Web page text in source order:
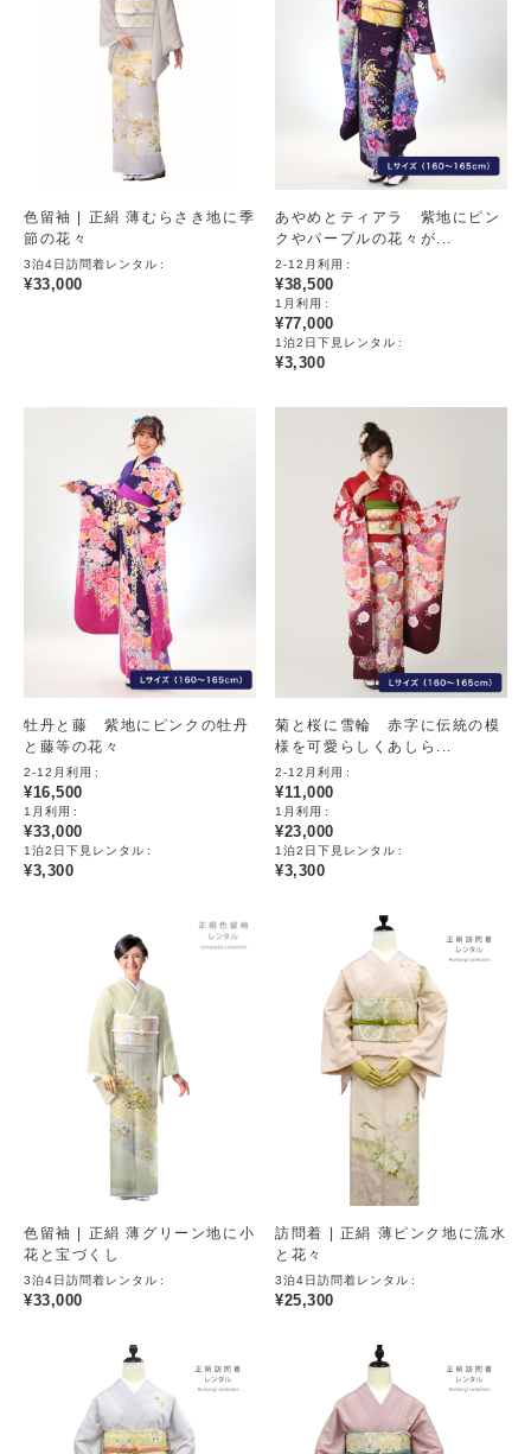
色留袖 | 正絹 薄むらさき地に季
節の花々
3泊4日訪問着レンタル
¥33,000
あやめとティアラ 紫地にピン
クやパープルの花々が...
2-12月利用
¥38,500
1月利用
¥77,000
1泊2日下見レンタル
¥3,300
牡丹と藤 紫地にピンクの牡丹
と藤等の花々
2-12月利用
¥16,500
1月利用
¥33,000
1泊2日下見レンタル
¥3,300
菊と桜に雪輪 赤字に伝統の模
様を可愛らしくあしら...
2-12月利用
¥11,000
1月利用
¥23,000
1泊2日下見レンタル
¥3,300
色留袖 | 正絹 薄グリーン地に小
花と宝づくし
3泊4日訪問着レンタル
¥33,000
訪問着 | 正絹 薄ピンク地に流水
と花々
3泊4日訪問着レンタル
¥25,300